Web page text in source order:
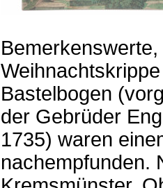
Bastelbogen
der Gebrüder
1735) waren
nachempfunden.